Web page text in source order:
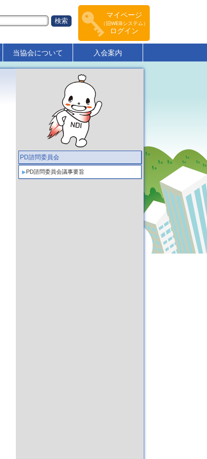
マイページ
（旧WEBシステム）
ログイン
当協会について 入会案内
PD諮問委員会
PD諮問委員会議事要旨